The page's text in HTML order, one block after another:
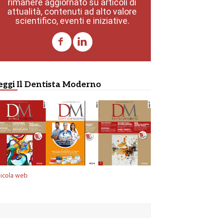
rimanere aggiornato su articoli di
attualità, contenuti ad alto valore
scientifico, eventi e iniziative.
Il Dentista Moderno
web